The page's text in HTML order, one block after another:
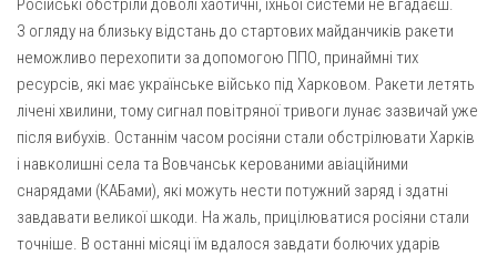
З огляду на близьку відстань до стартових майданчиків ракети
неможливо перехопити за допомогою ППО, принаймні тих
ресурсів, які має українське військо під Харковом. Ракети летять
лічені хвилини, тому сигнал повітряної тривоги лунає зазвичай уже
після вибухів. Останнім часом росіяни стали обстрілювати Харків
і навколишні села та Вовчанськ керованими авіаційними
снарядами (КАБами), які можуть нести потужний заряд і здатні
завдавати великої шкоди. На жаль, прицілюватися росіяни стали
точніше. В останні місяці їм вдалося завдати болючих ударів